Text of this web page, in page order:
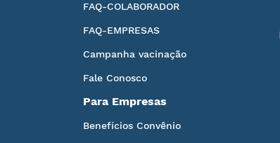
FAQ-COLABORADOR
FAQ-EMPRESAS
Campanha vacinação
Fale Conosco
Para Empresas
Benefícios Convênio